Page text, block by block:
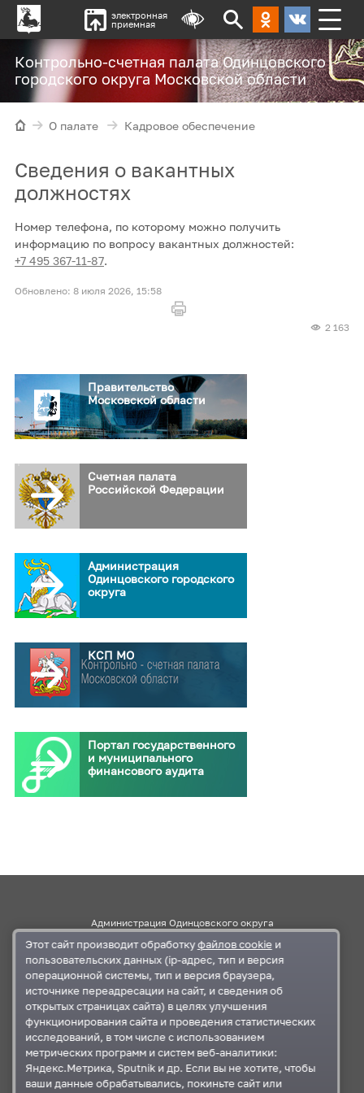
электронная
приемная
Контрольно-счетная палата Одинцовского
городского округа Московской области
О палате Кадровое обеспечение
Сведения о вакантных
должностях
Номер телефона, по которому можно получить
информацию по вопросу вакантных должностей:
+7 495 367-11-87.
8 июля 2026, 15:58
2 163
Правительство
Московской области
Счетная палата
Российской Федерации
Администрация
Одинцовского городского
округа
КСП МО
Портал государственного
и муниципального
финансового аудита
Администрация Одинцовского округа
Правительство Московской области
Контакты
г.Одинцово, ул. Маршала Бирюзова, д.5
+7 495-593-27-41,+7 495-367-11-87
odin_ksp@mosreg.ru ,krkomr@yandex.ru
Этот сайт производит обработкуфайлов cookieи
пользовательских данных (ip-адрес, тип и версия
операционной системы, тип и версия браузера,
источнике переадресации на сайт, и сведения об
открытых страницах сайта) в целях улучшения
функционирования сайта и проведения статистических
исследований, в том числе с использованием
метрических программ и систем веб-аналитики:
Яндекс.Метрика, Sputnik и др. Если вы не хотите, чтобы
ваши данные обрабатывались, покиньте сайт или